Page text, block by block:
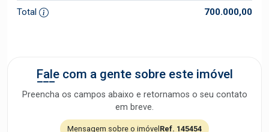
Total 700.000,00
Fale com a gente sobre este imóvel
Preencha os campos abaixo e retornamos o seu contato
em breve.
Mensagem sobre o imóvel Ref. 145454